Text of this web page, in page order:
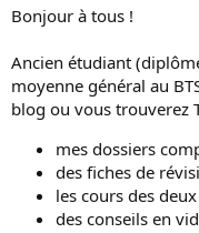
Bonjour à tous !
Ancien étudiant
moyenne général au
blog ou vous trouverez
mes dossiers
des fiches de
les cours des
des conseils en